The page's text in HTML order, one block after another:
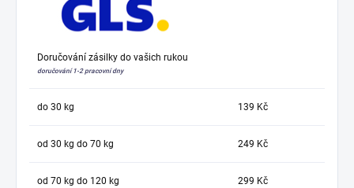
Doručování zásilky do vašich rukou
doručování 1-2 pracovní dny
do 30 kg 139 Kč
od 30 kg do 70 kg 249 Kč
od 70 kg do 120 kg 299 Kč